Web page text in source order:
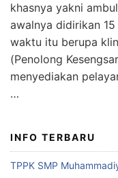
khasnya yakni
awalnya didirikan 15
waktu itu berupa
(Penolong
menyediakan
…
INFO TERBARU
TPPK SMP